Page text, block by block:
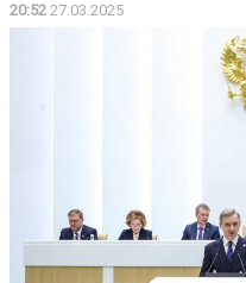
20:52 27.03.2025